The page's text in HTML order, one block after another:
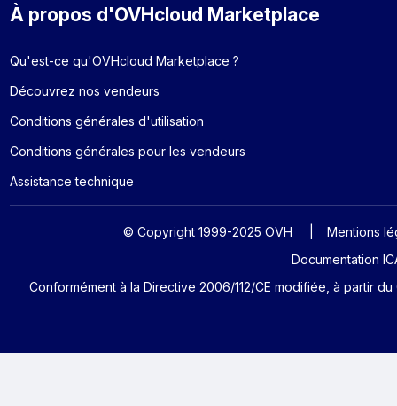
À propos d'OVHcloud Marketplace
Qu'est-ce qu'OVHcloud Marketplace ?
Découvrez nos vendeurs
Conditions générales d'utilisation
Conditions générales pour les vendeurs
Assistance technique
© Copyright 1999-2025 OVH
Mentions
Documentation
Conformément à la Directive 2006/112/CE modifiée, à partir